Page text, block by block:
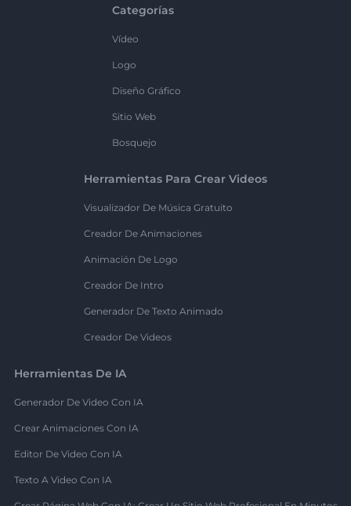
Categorías
Vídeo
Logo
Diseño Gráfico
Sitio Web
Bosquejo
Herramientas Para Crear Videos
Visualizador De Música Gratuito
Creador De Animaciones
Animación De Logo
Creador De Intro
Generador De Texto Animado
Creador De Videos
Herramientas De IA
Generador De Video Con IA
Crear Animaciones Con IA
Editor De Video Con IA
Texto A Video Con IA